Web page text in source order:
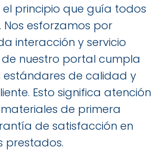
principio que guía todos
Nos esforzamos por
interacción y servicio
nuestro portal cumpla
estándares de calidad y
Esto significa atención
de primera
de satisfacción en
prestados.